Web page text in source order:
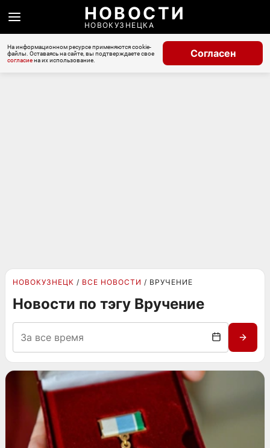
НОВОСТИ
НОВОКУЗНЕЦКА
На информационном ресурсе применяются cookie-
файлы. Оставаясь на сайте, вы подтверждаете свое
согласиена их использование.
Согласен
НОВОКУЗНЕЦК ВСЕ НОВОСТИ ВРУЧЕНИЕ
Новости по тэгу Вручение